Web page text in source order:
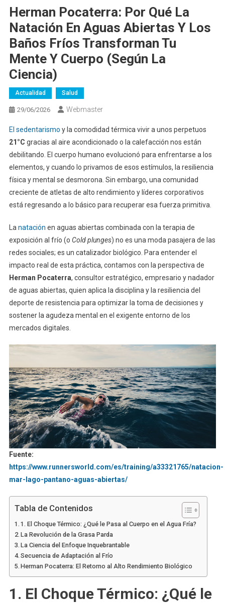
Herman Pocaterra: Por Qué La
Natación En Aguas Abiertas Y Los
Baños Fríos Transforman Tu
Mente Y Cuerpo (Según La
Ciencia)
Actualidad Salud
29/06/2026 Webmaster
El sedentarismo y la comodidad térmica vivir a unos perpetuos
21°C gracias al aire acondicionado o la calefacción nos están
debilitando. El cuerpo humano evolucionó para enfrentarse a los
elementos, y cuando lo privamos de esos estímulos, la resiliencia
física y mental se desmorona. Sin embargo, una comunidad
creciente de atletas de alto rendimiento y líderes corporativos
está regresando a lo básico para recuperar esa fuerza primitiva.
La natación en aguas abiertas combinada con la terapia de
exposición al frío (o Cold plunges) no es una moda pasajera de las
redes sociales; es un catalizador biológico. Para entender el
impacto real de esta práctica, contamos con la perspectiva de
Herman Pocaterra, consultor estratégico, empresario y nadador
de aguas abiertas, quien aplica la disciplina y la resiliencia del
deporte de resistencia para optimizar la toma de decisiones y
sostener la agudeza mental en el exigente entorno de los
mercados digitales.
Fuente:
https://www.runnersworld.com/es/training/a33321765/natacion-
mar-lago-pantano-aguas-abiertas/
Tabla de Contenidos
1. El Choque Térmico: ¿Qué le Pasa al Cuerpo en el Agua Fría?
La Revolución de la Grasa Parda
La Ciencia del Enfoque Inquebrantable
Secuencia de Adaptación al Frío
Herman Pocaterra: El Retorno al Alto Rendimiento Biológico
1. El Choque Térmico: ¿Qué le